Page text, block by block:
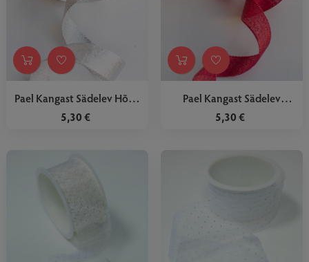
Pael Kangast Sädelev Hõbe
3m
5,30 €
Pael Kangast Sädelev
Punane 3m
5,30 €